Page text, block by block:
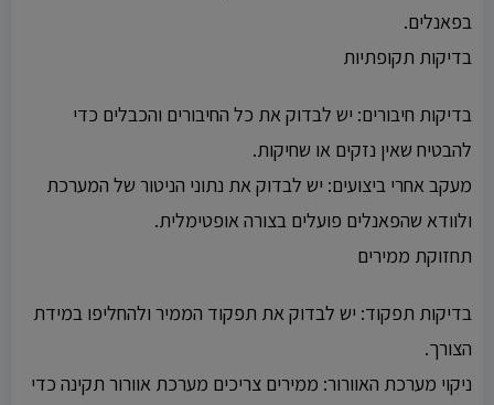
בפאנלים.
בדיקות תקופתיות
בדיקות חיבורים: יש לבדוק את כל החיבורים והכבלים כדי
להבטיח שאין נזקים או שחיקות.
מעקב אחרי ביצועים: יש לבדוק את נתוני הניטור של המערכת
ולוודא שהפאנלים פועלים בצורה אופטימלית.
תחזוקת ממירים
בדיקות תפקוד: יש לבדוק את תפקוד הממיר ולהחליפו במידת
הצורך.
ניקוי מערכת האוורור: ממירים צריכים מערכת אוורור תקינה כדי